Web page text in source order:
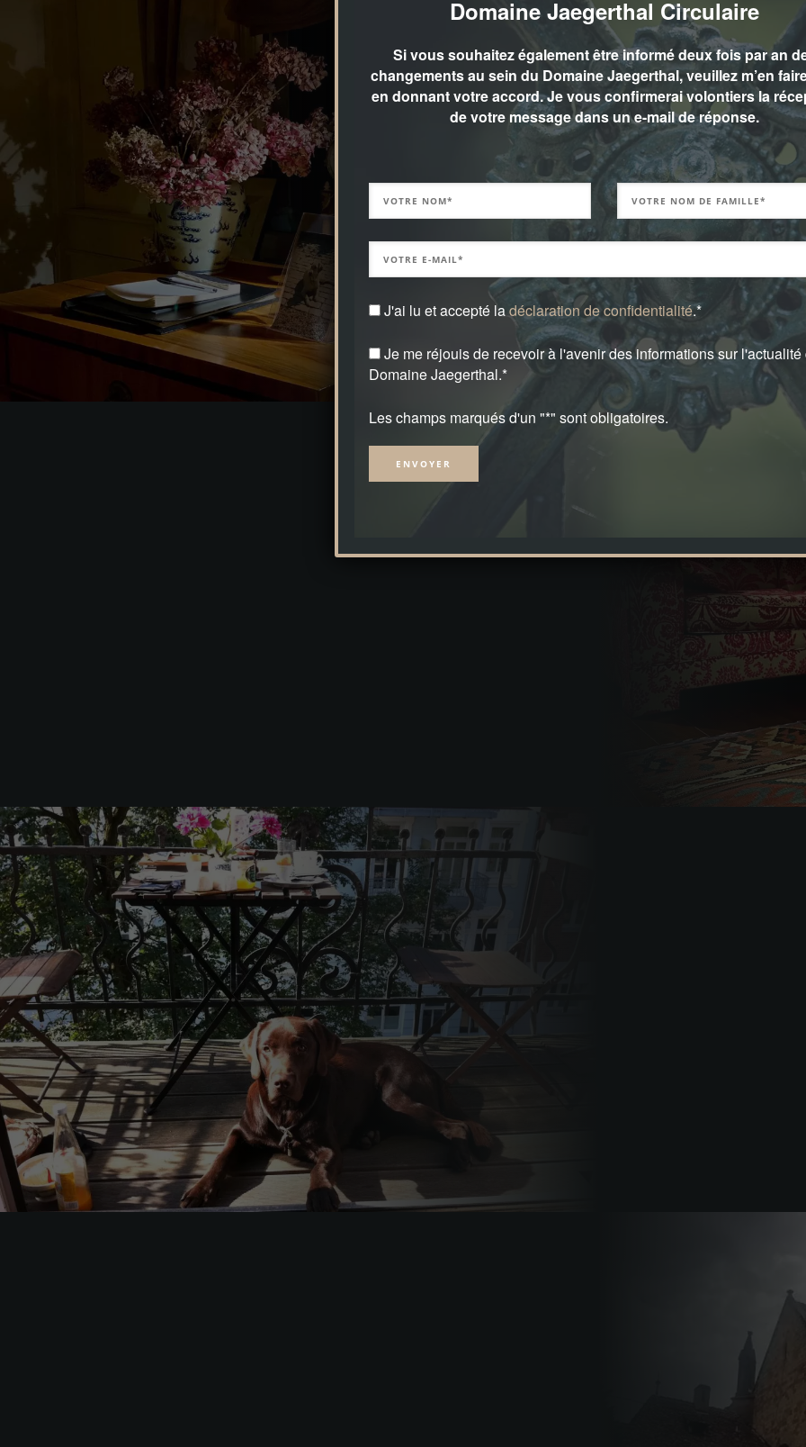
Domaine Jaegerthal Circulaire
Si vous souhaitez également être informé deux fois par an
changements au sein du Domaine Jaegerthal, veuillez m’en
en donnant votre accord. Je vous confirmerai volontiers la
de votre message dans un e-mail de réponse.
J'ai lu et accepté ladéclaration de confidentialité.*
Je me réjouis de recevoir à l'avenir des informations sur l'actualité
Domaine Jaegerthal.*
Les champs marqués d'un "*" sont obligatoires.